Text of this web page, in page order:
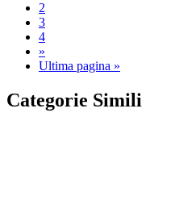
2
3
4
»
Ultima pagina »
Categorie Simili